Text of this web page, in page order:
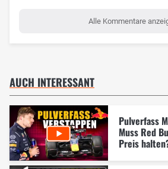
Alle Kommentare
AUCH INTERESSANT
Pulverfass
Muss Red
Preis